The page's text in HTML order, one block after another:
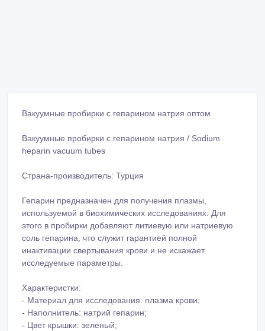
Вакуумные пробирки с гепарином натрия оптом
Вакуумные пробирки с гепарином натрия / Sodium
heparin vacuum tubes
Страна-производитель: Турция
Гепарин предназначен для получения плазмы,
используемой в биохимических исследованиях. Для
этого в пробирки добавляют литиевую или натриевую
соль гепарина, что служит гарантией полной
инактивации свертывания крови и не искажает
исследуемые параметры.
Характеристки:
- Материал для исследования: плазма крови;
- Наполнитель: натрий гепарин;
- Цвет крышки: зеленый;